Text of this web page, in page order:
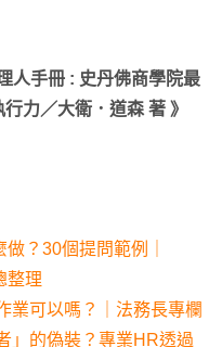
人手冊 : 史丹佛商學院最
力／大衛．道森 著 》
？30個提問範例｜
整理
業可以嗎？｜法務長專欄
」的偽裝？專業HR透過